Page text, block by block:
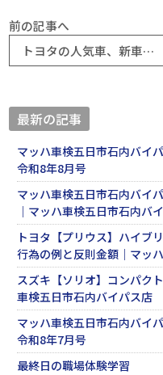
前の記事へ
トヨタの人気車、新車ハリアー納車しました
最新の記事
マッハ車検五日市石内バ
令和8年8月号
マッハ車検五日市石内バイ
｜マッハ車検五日市石内バ
トヨタ【プリウス】ハイブ
行為の例と反則金額｜マッ
スズキ【ソリオ】コンパク
車検五日市石内バイパス店
マッハ車検五日市石内バ
令和8年7月号
最終日の職場体験学習